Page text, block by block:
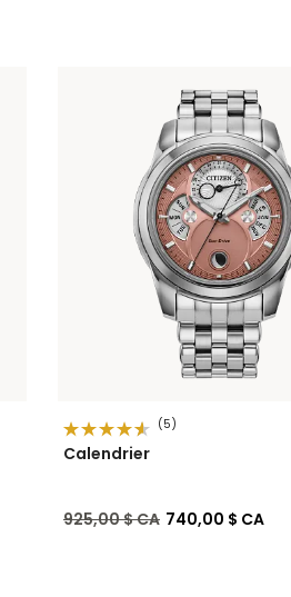
(5)
Calendrier
Prix réduit de
925,00 $ CAà740,00 $ CA